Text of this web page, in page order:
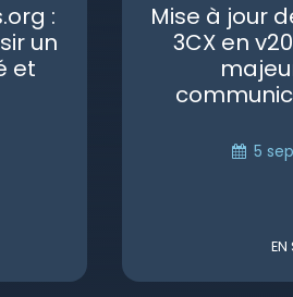
:
un
et
Mise à jour
3CX en
5
EN